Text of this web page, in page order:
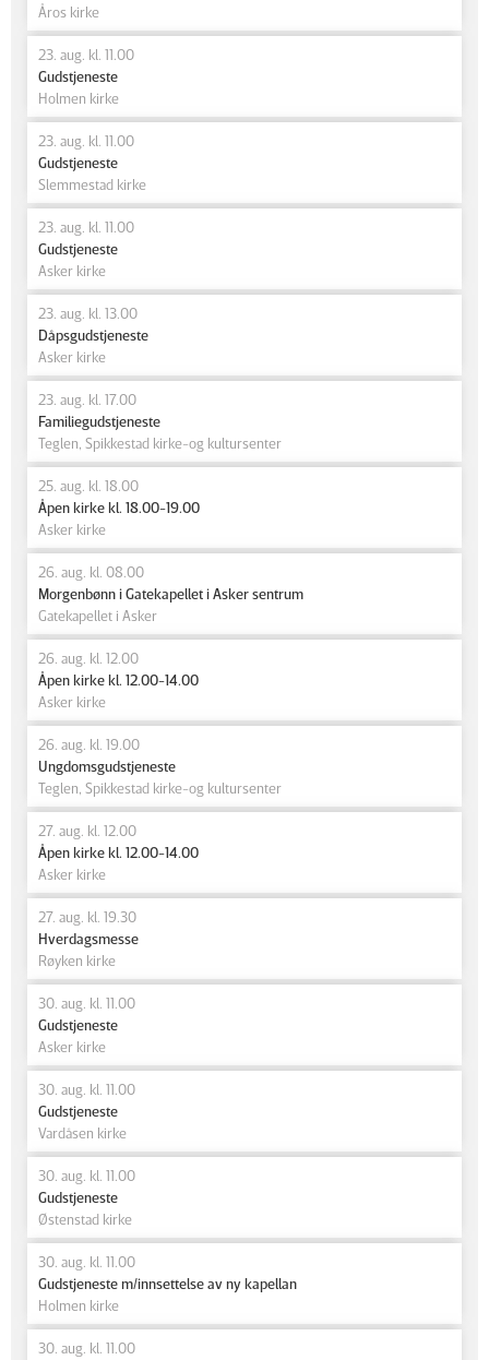
Åros kirke
23. aug. kl. 11.00
Gudstjeneste
Holmen kirke
23. aug. kl. 11.00
Gudstjeneste
Slemmestad kirke
23. aug. kl. 11.00
Gudstjeneste
Asker kirke
23. aug. kl. 13.00
Dåpsgudstjeneste
Asker kirke
23. aug. kl. 17.00
Familiegudstjeneste
Teglen, Spikkestad kirke-og kultursenter
25. aug. kl. 18.00
Åpen kirke kl. 18.00-19.00
Asker kirke
26. aug. kl. 08.00
Morgenbønn i Gatekapellet i Asker sentrum
Gatekapellet i Asker
26. aug. kl. 12.00
Åpen kirke kl. 12.00-14.00
Asker kirke
26. aug. kl. 19.00
Ungdomsgudstjeneste
Teglen, Spikkestad kirke-og kultursenter
27. aug. kl. 12.00
Åpen kirke kl. 12.00-14.00
Asker kirke
27. aug. kl. 19.30
Hverdagsmesse
Røyken kirke
30. aug. kl. 11.00
Gudstjeneste
Asker kirke
30. aug. kl. 11.00
Gudstjeneste
Vardåsen kirke
30. aug. kl. 11.00
Gudstjeneste
Østenstad kirke
30. aug. kl. 11.00
Gudstjeneste m/innsettelse av ny kapellan
Holmen kirke
30. aug. kl. 11.00